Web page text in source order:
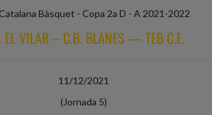
Bàsquet - Copa 2a D - A 2021-2022
EL VILAR – C.B. BLANES — TEB C.E.
11/12/2021
(Jornada 5)